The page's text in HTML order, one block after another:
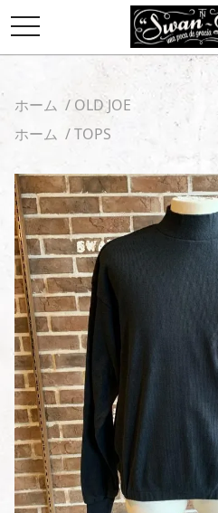
toggle
ホーム / OLD JOE
ホーム /TOPS